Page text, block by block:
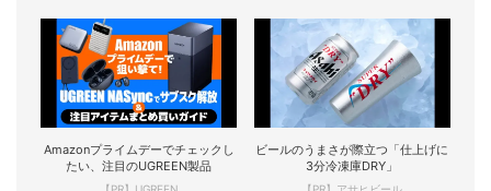
Amazonプライムデーでチェックし
たい、注目のUGREEN製品
ビールのうまさが際立つ「仕上げに
3分冷凍庫DRY」